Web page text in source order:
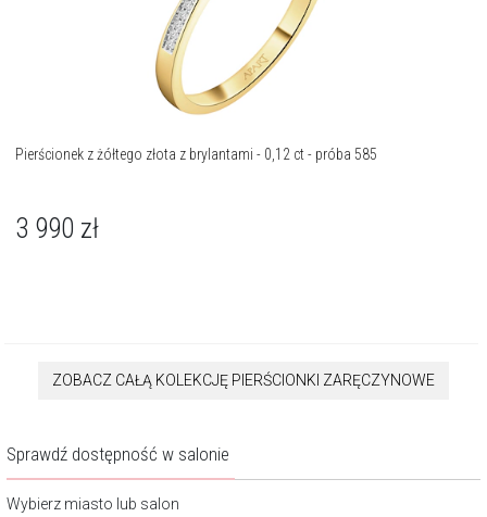
Pierścionek z żółtego złota z brylantami - 0,12 ct - próba 585
3 990 zł
ZOBACZ CAŁĄ KOLEKCJĘ PIERŚCIONKI ZARĘCZYNOWE
Sprawdź dostępność w salonie
Wybierz miasto lub salon